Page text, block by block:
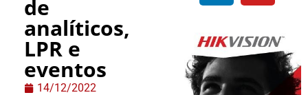
de
analíticos,
LPR e
eventos
14/12/2022